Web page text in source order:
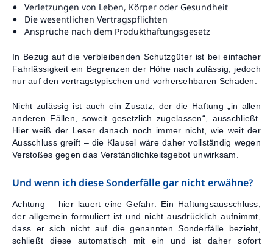
Verletzungen von Leben, Körper oder Gesundheit
Die wesentlichen Vertragspflichten
Ansprüche nach dem Produkthaftungsgesetz
In Bezug auf die verbleibenden Schutzgüter ist bei einfacher
Fahrlässigkeit ein Begrenzen der Höhe nach zulässig, jedoch
nur auf den vertragstypischen und vorhersehbaren Schaden.
Nicht zulässig ist auch ein Zusatz, der die Haftung „in allen
anderen Fällen, soweit gesetzlich zugelassen“, ausschließt.
Hier weiß der Leser danach noch immer nicht, wie weit der
Ausschluss greift – die Klausel wäre daher vollständig wegen
Verstoßes gegen das Verständlichkeitsgebot unwirksam.
Und wenn ich diese Sonderfälle gar nicht erwähne?
Achtung – hier lauert eine Gefahr: Ein Haftungsausschluss,
der allgemein formuliert ist und nicht ausdrücklich aufnimmt,
dass er sich nicht auf die genannten Sonderfälle bezieht,
schließt diese automatisch mit ein und ist daher sofort